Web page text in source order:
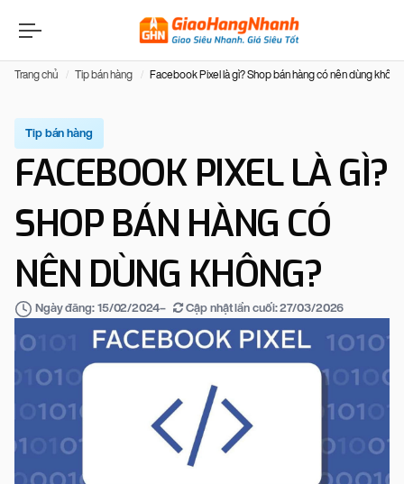
Trang chủ Tip bán hàng Facebook Pixel là gì? Shop bán hàng có nên dùng
Tip bán hàng
FACEBOOK PIXEL LÀ GÌ?
SHOP BÁN HÀNG CÓ
NÊN DÙNG KHÔNG?
Ngày đăng: 15/02/2024– Cập nhật lần cuối:27/03/2026